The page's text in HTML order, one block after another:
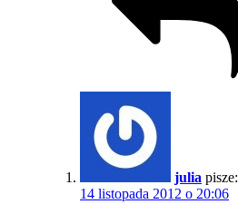
julia pisze:
14 listopada 2012 o 20:06